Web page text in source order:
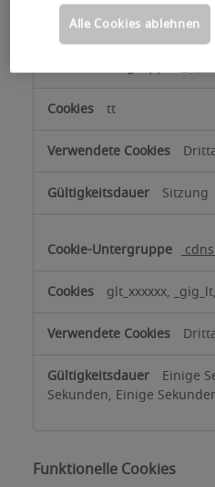
Sitzung
tt
Sitzung
glt_xxxxxx,
Einige
Sekunden, Einige
Funktionelle Cookies
Alle Cookies ablehnen